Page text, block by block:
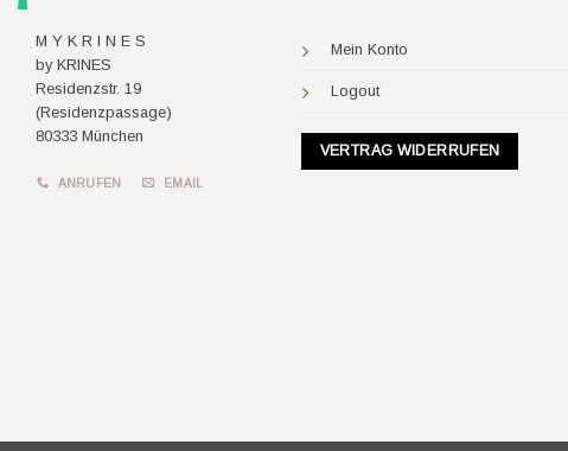
M Y K R I N E S
by KRINES
Residenzstr. 19
(Residenzpassage)
80333 München
ANRUFEN EMAIL
Mein Konto
Logout
VERTRAG WIDERRUFEN